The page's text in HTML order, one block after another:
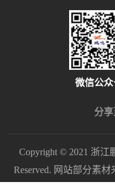
微信公众
分享
Copyright © 2021 浙江
Reserved. 网站部分素